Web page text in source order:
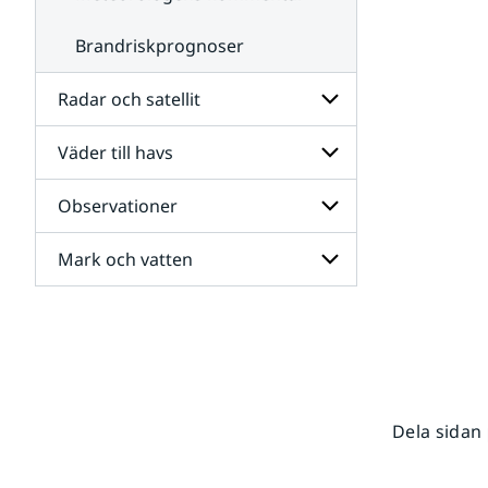
Brandriskprognoser
Radar och satellit
Undersidor
för
Radar
och
satellit
Väder till havs
Undersidor
för
Väder
till
havs
Observationer
Undersidor
för
Mark och vatten
Dela sidan